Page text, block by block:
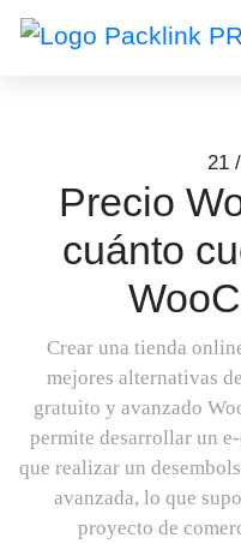
21
Precio
cuánto
Crear una tienda
mejores alternativas
gratuito y avanzado
permite desarrollar un
que realizar un
avanzada, lo que
proyecto de